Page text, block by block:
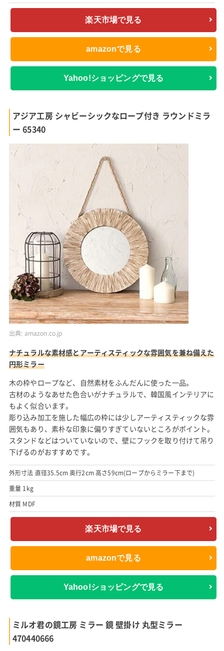
楽天市場で見る
amazonで見る
Yahoo!ショッピングで見る
アジア工房 シャビーシックなロープ付き ラウンドミラ
ー 65340
出典: amazon.co.jp
ナチュラルな素材感とアーティスティックな雰囲気を兼ね備えた
円形ミラー
木の枠やロープなど、自然素材をふんだんに使った一品。
古材のようなあせた色合いがナチュラルで、韓国風インテリアに
もよく似合います。
彫り込み加工を施した幅広の枠には少しアーティスティックな雰
囲気もあり、素朴な印象に偏りすぎていないところがポイント。
スタンドなどはついていないので、壁にフックを取り付けて吊り
下げるのがおすすめです。
外形寸法 直径35.5cm 奥行2cm 高さ59cm(ロープからミラー下まで)
重量 1kg
材質 MDF
楽天市場で見る
amazonで見る
Yahoo!ショッピングで見る
ミルオ君の鏡工房 ミラー 鏡 壁掛け 丸型ミラー
470440666